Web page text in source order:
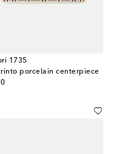
1735
porcelain centerpiece
price